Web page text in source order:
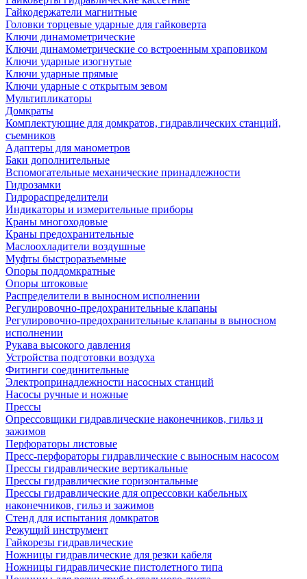
Гайкодержатели магнитные
Головки торцевые ударные для гайковерта
Ключи динамометрические
Ключи динамометрические со встроенным храповиком
Ключи ударные изогнутые
Ключи ударные прямые
Ключи ударные с открытым зевом
Мультипликаторы
Домкраты
Комплектующие для домкратов, гидравлических станций,
съемников
Адаптеры для манометров
Баки дополнительные
Вспомогательные механические принадлежности
Гидрозамки
Гидрораспределители
Индикаторы и измерительные приборы
Краны многоходовые
Краны предохранительные
Маслоохладители воздушные
Муфты быстроразъемные
Опоры поддомкратные
Опоры штоковые
Распределители в выносном исполнении
Регулировочно-предохранительные клапаны
Регулировочно-предохранительные клапаны в выносном
исполнении
Рукава высокого давления
Устройства подготовки воздуха
Фитинги соединительные
Электропринадлежности насосных станций
Насосы ручные и ножные
Прессы
Опрессовщики гидравлические наконечников, гильз и
зажимов
Перфораторы листовые
Пресс-перфораторы гидравлические с выносным насосом
Прессы гидравлические вертикальные
Прессы гидравлические горизонтальные
Прессы гидравлические для опрессовки кабельных
наконечников, гильз и зажимов
Стенд для испытания домкратов
Режущий инструмент
Гайкорезы гидравлические
Ножницы гидравлические для резки кабеля
Ножницы гидравлические пистолетного типа